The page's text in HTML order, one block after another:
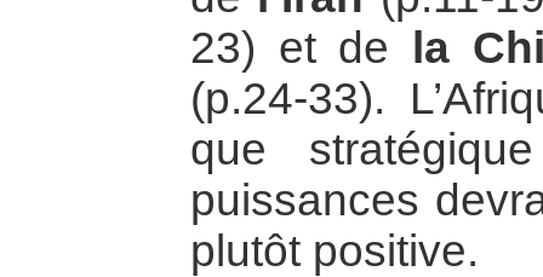
23) et de
la
(p.24-33).
que
puissances
plutôt positive.